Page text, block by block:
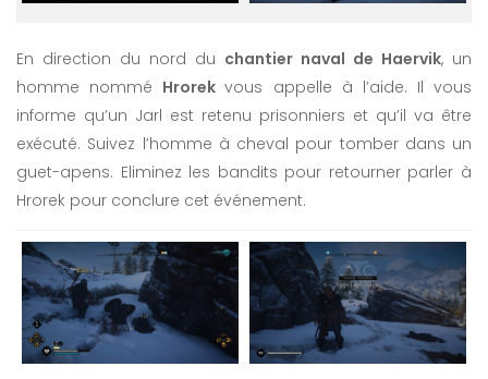
En direction du nord du chantier naval de Haervik, un
homme nommé Hrorekvous appelle à l’aide. Il vous
informe qu’un Jarl est retenu prisonniers et qu’il va être
exécuté. Suivez l’homme à cheval pour tomber dans un
guet-apens. Eliminez les bandits pour retourner parler à
Hrorek pour conclure cet événement.